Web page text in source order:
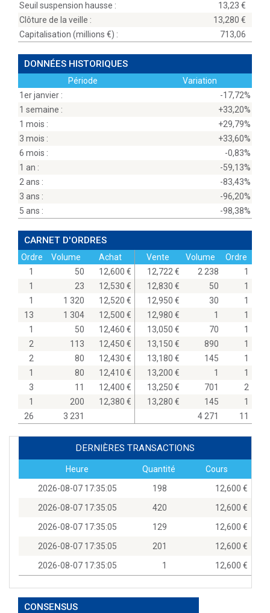
Seuil suspension hausse :
13,23
Clôture de la veille :
13,280
Capitalisation (millions
) : 713,06
DONNÉES HISTORIQUES
Période
Variation
1er janvier :
-17,72%
1 semaine :
+33,20%
1 mois :
+29,79%
3 mois :
+33,60%
6 mois :
-0,83%
1 an :
-59,13%
2 ans :
-83,43%
3 ans :
-96,20%
5 ans :
-98,38%
CARNET D'ORDRES
Ordre Volume
Achat
1
50
12,600
1
23
12,530
1
1 320
12,520
13
1 304
12,500
1
50
12,460
2
113
12,450
2
80
12,430
1
80
12,410
3
11
12,400
1
200
12,380
26
3 231
Vente Volume
Ordre
12,722
2 238
1
12,830
50
1
12,950
30
1
12,980
1
1
13,050
70
1
13,150
890
1
13,180
145
1
13,200
1
1
13,250
701
2
13,280
145
1
4 271
11
DERNIÈRES TRANSACTIONS
Heure Quantité
Cours
2026-08-07 17:35:05
198
12,600
2026-08-07 17:35:05
420
12,600
2026-08-07 17:35:05
129
12,600
2026-08-07 17:35:05
201
12,600
2026-08-07 17:35:05
1 12,600
CONSENSUS